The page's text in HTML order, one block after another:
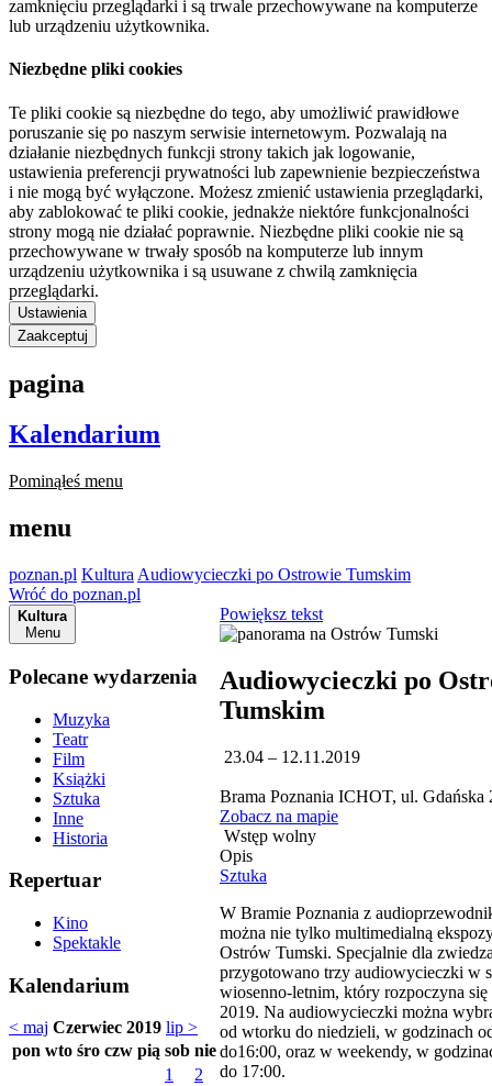
zamknięciu przeglądarki i są trwale przechowywane na komputerze
lub urządzeniu użytkownika.
Niezbędne pliki cookies
Te pliki cookie są niezbędne do tego, aby umożliwić prawidłowe
poruszanie się po naszym serwisie internetowym. Pozwalają na
działanie niezbędnych funkcji strony takich jak logowanie,
ustawienia preferencji prywatności lub zapewnienie bezpieczeństwa
i nie mogą być wyłączone. Możesz zmienić ustawienia przeglądarki,
aby zablokować te pliki cookie, jednakże niektóre funkcjonalności
strony mogą nie działać poprawnie. Niezbędne pliki cookie nie są
przechowywane w trwały sposób na komputerze lub innym
urządzeniu użytkownika i są usuwane z chwilą zamknięcia
przeglądarki.
Ustawienia
Zaakceptuj
pagina
Kalendarium
Pominąłeś menu
menu
poznan.pl Kultura Audiowycieczki po Ostrowie Tumskim
Wróć do poznan.pl
Kultura
Menu
Polecane wydarzenia
Muzyka
Teatr
Film
Książki
Sztuka
Inne
Historia
Repertuar
Kino
Spektakle
Kalendarium
< maj Czerwiec 2019 lip >
pon wto śro czw pią sob nie
1
2
Powiększ tekst
Audiowycieczki po
Tumskim
23.04 – 12.11.2019
Brama Poznania ICHOT, ul. Gdańska
Zobacz na mapie
Wstęp wolny
Opis
Sztuka
W Bramie Poznania z
można nie tylko multimedialną
Ostrów Tumski. Specjalnie dla
przygotowano trzy audiowycieczki w
wiosenno-letnim, który rozpoczyna
2019. Na audiowycieczki można
od wtorku do niedzieli, w godzinach
do16:00, oraz w weekendy, w
do 17:00.